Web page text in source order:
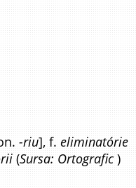
-riu], f.eliminatórie
(Sursa: Ortografic )